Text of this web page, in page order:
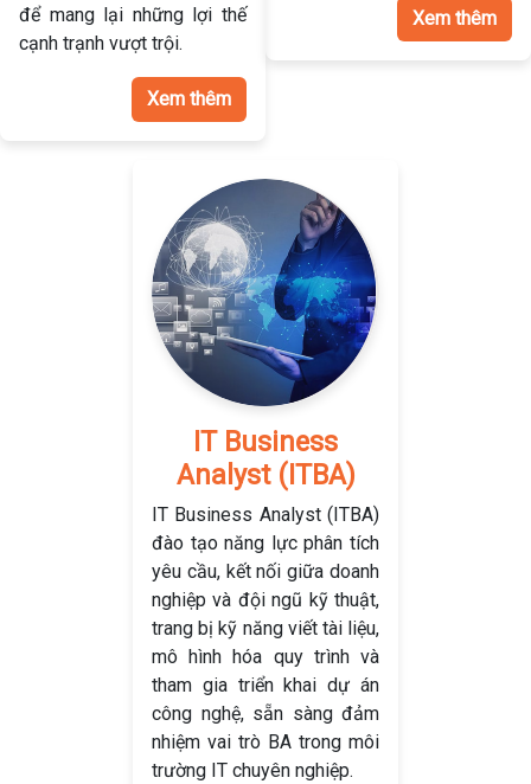
để mang lại những lợi thế
cạnh trạnh vượt trội.
Xem thêm
Xem thêm
IT Business
Analyst (ITBA)
IT Business Analyst (ITBA)
đào tạo năng lực phân tích
yêu cầu, kết nối giữa doanh
nghiệp và đội ngũ kỹ thuật,
trang bị kỹ năng viết tài liệu,
mô hình hóa quy trình và
tham gia triển khai dự án
công nghệ, sẵn sàng đảm
nhiệm vai trò BA trong môi
trường IT chuyên nghiệp.